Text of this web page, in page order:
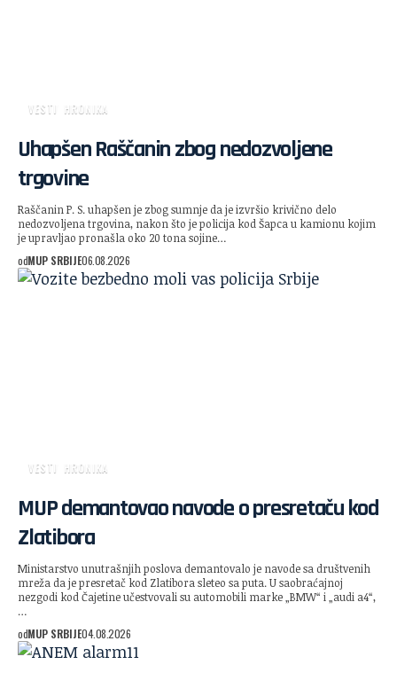
VESTI HRONIKA
Uhapšen Raščanin zbog nedozvoljene
trgovine
Raščanin P. S. uhapšen je zbog sumnje da je izvršio krivično delo
nedozvoljena trgovina, nakon što je policija kod Šapca u kamionu kojim
je upravljao pronašla oko 20 tona sojine…
odMUP SRBIJE06.08.2026
VESTI HRONIKA
MUP demantovao navode o presretaču kod
Zlatibora
Ministarstvo unutrašnjih poslova demantovalo je navode sa društvenih
mreža da je presretač kod Zlatibora sleteo sa puta. U saobraćajnoj
nezgodi kod Čajetine učestvovali su automobili marke „BMW“ i „audi a4“,
…
odMUP SRBIJE04.08.2026